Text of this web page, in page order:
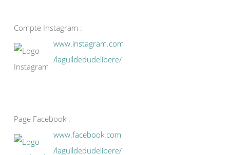
Compte Instagram :
www.instagram.com
/laguildedudelibere/
Page Facebook :
www.facebook.com
/laguildedudelibere/